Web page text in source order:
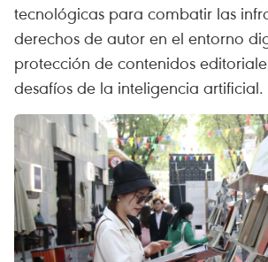
tecnológicas para combatir las
derechos de autor en el entorno
protección de contenidos
desafíos de la inteligencia artificial.